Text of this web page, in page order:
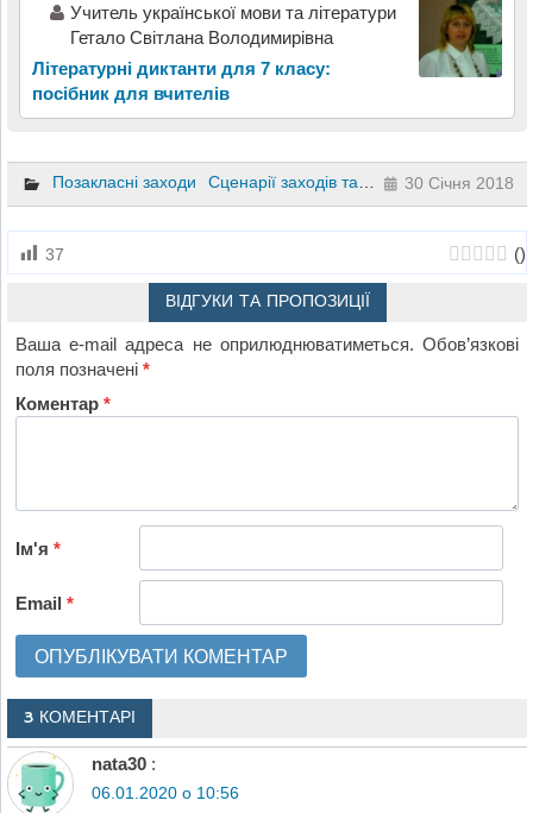
Учитель української мови та літератури
Гетало Світлана Володимирівна
Літературні диктанти для 7 класу:
посібник для вчителів
Позакласні заходи Сценарії заходів та свят Зарубіжна
30 Січня 2018
37 ()
ВІДГУКИ ТА ПРОПОЗИЦІЇ
Ваша e-mail адреса не оприлюднюватиметься. Обов’язкові
поля позначені*
Коментар*
Ім'я*
Email*
3 КОМЕНТАРІ
nata30 :
06.01.2020 о 10:56